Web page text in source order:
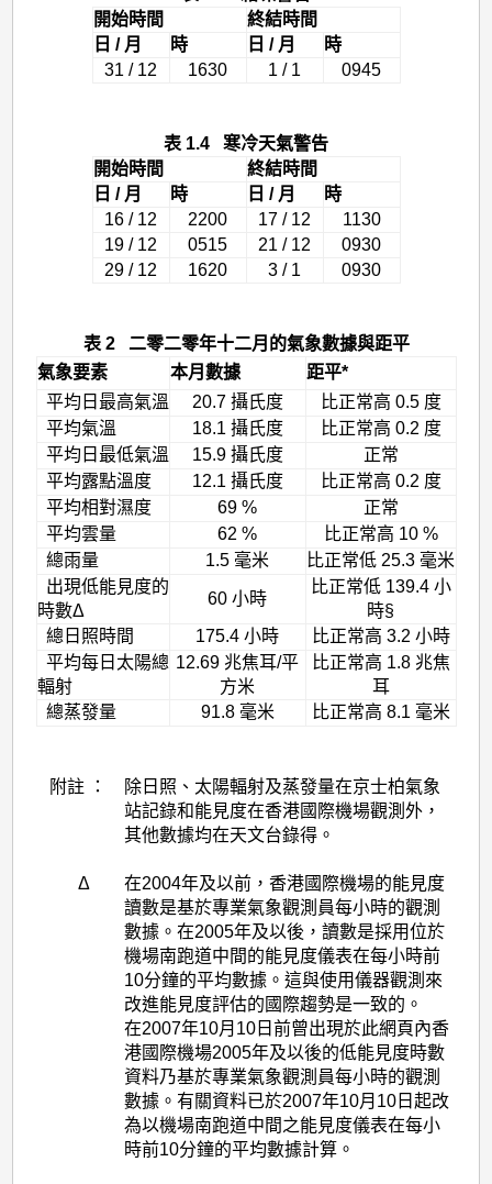
開始時間
終結時間
日 / 月
時 日 / 月
時
31 / 12
1630 1 / 1 0945
表 1.4 寒冷天氣警告
開始時間
終結時間
日 / 月
時 日 / 月
時
16 / 12
2200 17 / 12
1130
19 / 12
0515 21 / 12
0930
29 / 12
1620 3 / 1 0930
表 2 二零二零年十二月的氣象數據與距平
氣象要素
本月數據
距平*
平均日最高氣溫
20.7 攝氏度
比正常高 0.5 度
平均氣溫
18.1 攝氏度
比正常高 0.2 度
平均日最低氣溫
15.9 攝氏度
正常
平均露點溫度
12.1 攝氏度
比正常高 0.2 度
平均相對濕度
69 %
正常
平均雲量
62 %
比正常高 10 %
總雨量
1.5 毫米
比正常低 25.3 毫米
出現低能見度的
時數Δ
60 小時
比正常低 139.4 小
時§
總日照時間
175.4 小時
比正常高 3.2 小時
平均每日太陽總
輻射
12.69 兆焦耳/平
方米
比正常高 1.8 兆焦
耳
總蒸發量
91.8 毫米 比正常高 8.1 毫米
附註 ：
除日照、太陽輻射及蒸發量在京士柏氣象
站記錄和能見度在香港國際機場觀測外，
其他數據均在天文台錄得。
Δ
在2004年及以前，香港國際機場的能見度
讀數是基於專業氣象觀測員每小時的觀測
數據。在2005年及以後，讀數是採用位於
機場南跑道中間的能見度儀表在每小時前
10分鐘的平均數據。這與使用儀器觀測來
改進能見度評估的國際趨勢是一致的。
在2007年10月10日前曾出現於此網頁內香
港國際機場2005年及以後的低能見度時數
資料乃基於專業氣象觀測員每小時的觀測
數據。有關資料已於2007年10月10日起改
為以機場南跑道中間之能見度儀表在每小
時前10分鐘的平均數據計算。